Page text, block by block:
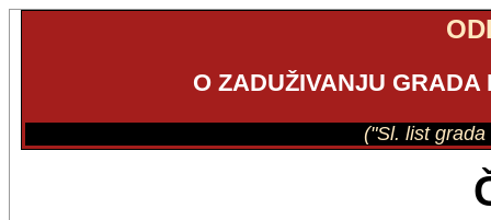
O ZADUŽIVANJU
("Sl. list